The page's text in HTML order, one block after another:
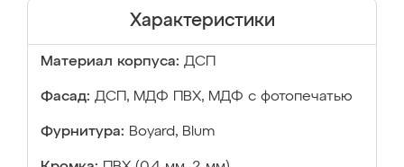
Характеристики
Материал корпуса: ДСП
Фасад: ДСП, МДФ ПВХ, МДФ с фотопечатью
Фурнитура: Boyard, Blum